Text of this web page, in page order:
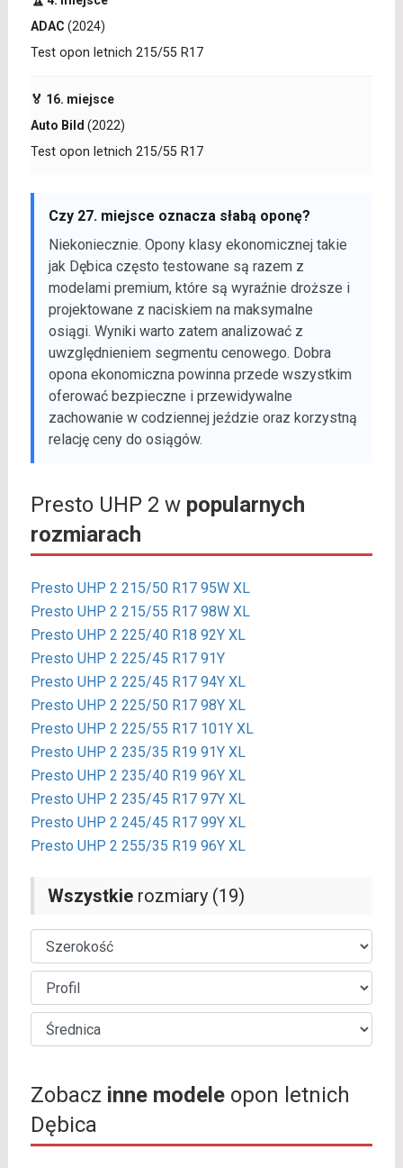
ADAC (2024)
Test opon letnich 215/55 R17
🏅 16. miejsce
Auto Bild (2022)
Test opon letnich 215/55 R17
Czy 27. miejsce oznacza słabą oponę?
Niekoniecznie. Opony klasy ekonomicznej takie
jak Dębica często testowane są razem z
modelami premium, które są wyraźnie droższe i
projektowane z naciskiem na maksymalne
osiągi. Wyniki warto zatem analizować z
uwzględnieniem segmentu cenowego. Dobra
opona ekonomiczna powinna przede wszystkim
oferować bezpieczne i przewidywalne
zachowanie w codziennej jeździe oraz korzystną
relację ceny do osiągów.
Presto UHP 2 w popularnych
rozmiarach
Presto UHP 2 215/50 R17 95W XL
Presto UHP 2 215/55 R17 98W XL
Presto UHP 2 225/40 R18 92Y XL
Presto UHP 2 225/45 R17 91Y
Presto UHP 2 225/45 R17 94Y XL
Presto UHP 2 225/50 R17 98Y XL
Presto UHP 2 225/55 R17 101Y XL
Presto UHP 2 235/35 R19 91Y XL
Presto UHP 2 235/40 R19 96Y XL
Presto UHP 2 235/45 R17 97Y XL
Presto UHP 2 245/45 R17 99Y XL
Presto UHP 2 255/35 R19 96Y XL
Wszystkierozmiary (19)
Zobacz inne modeleopon letnich
Dębica